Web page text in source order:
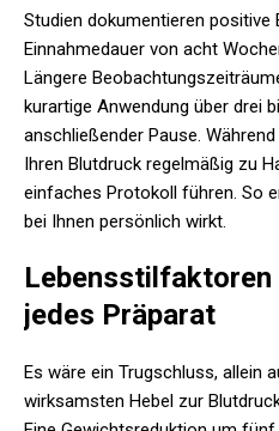
Studien dokumentieren positive
Einnahmedauer von acht
Längere
kurartige Anwendung über drei
anschließender Pause.
Ihren Blutdruck regelmäßig zu
einfaches Protokoll führen. So
bei Ihnen persönlich wirkt.
jedes Präparat
Es wäre ein Trugschluss, allein
wirksamsten Hebel zur